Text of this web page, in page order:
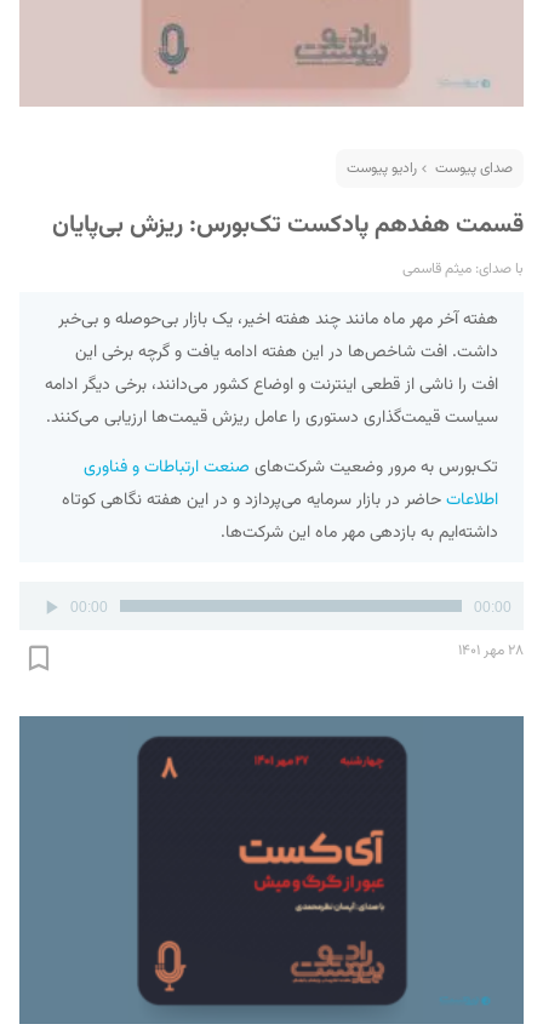
صدای پیوست رادیو پیوست
قسمت هفدهم پادکست تک‌بورس: ریزش بی‌پایان
با صدای: میثم قاسمی
هفته آخر مهر ماه مانند چند هفته اخیر، یک بازار بی‌حوصله و بی‌خبر
داشت. افت شاخص‌ها در این هفته ادامه یافت و گرچه برخی این
افت را ناشی از قطعی اینترنت و اوضاع کشور می‌دانند، برخی دیگر ادامه
سیاست قیمت‌گذاری دستوری را عامل ریزش قیمت‌ها ارزیابی می‌کنند.
تک‌بورس به مرور وضعیت شرکت‌های صنعت ارتباطات و فناوری
اطلاعاتحاضر در بازار سرمایه می‌پردازد و در این هفته نگاهی کوتاه
داشته‌ایم به بازدهی مهر ماه این شرکت‌ها.
پخش‌کننده
صوت
00:00 00:00
۲۸ مهر ۱۴۰۱